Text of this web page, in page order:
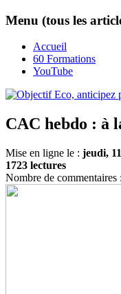
Menu (tous les
Accueil
60 Formations
YouTube
CAC hebdo : à
Mise en ligne le : jeudi,
1723 lectures
Nombre de commentaires :